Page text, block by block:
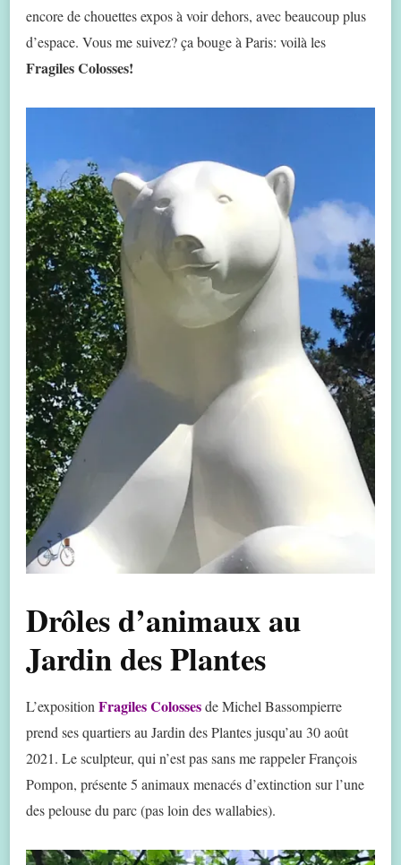
encore de chouettes expos à voir dehors, avec beaucoup plus
d’espace. Vous me suivez? ça bouge à Paris: voilà les
Fragiles Colosses!
Drôles d’animaux au
Jardin des Plantes
L’exposition Fragiles Colossesde Michel Bassompierre
prend ses quartiers au Jardin des Plantes jusqu’au 30 août
2021. Le sculpteur, qui n’est pas sans me rappeler François
Pompon, présente 5 animaux menacés d’extinction sur l’une
des pelouse du parc (pas loin des wallabies).